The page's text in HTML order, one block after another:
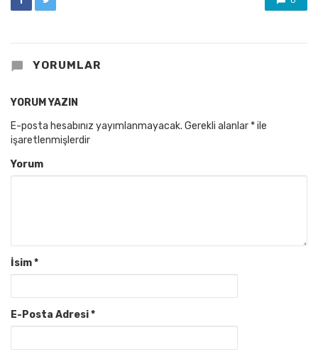
YORUMLAR
YORUM YAZIN
E-posta hesabınız yayımlanmayacak. Gerekli alanlar *ile
işaretlenmişlerdir
Yorum
İsim*
E-Posta Adresi*